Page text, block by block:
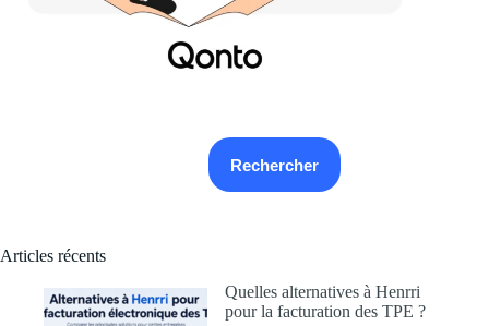
Rechercher
Articles récents
Quelles alternatives à Henrri
pour la facturation des TPE ?